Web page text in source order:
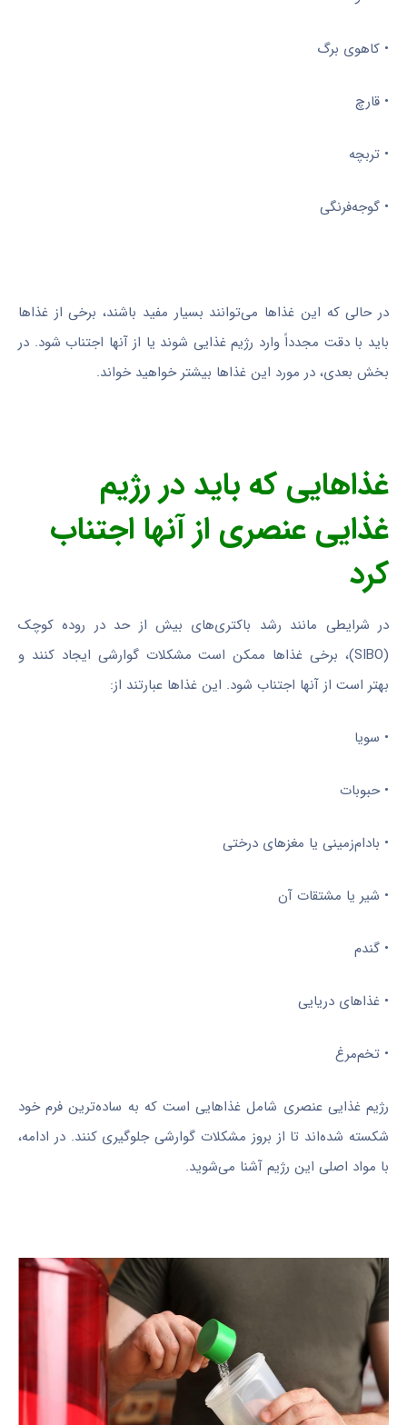
• کاهوی برگ
• قارچ
• تربچه
• گوجه‌فرنگی
در حالی که این غذاها می‌توانند بسیار مفید باشند، برخی از غذاها
باید با دقت مجدداً وارد رژیم غذایی شوند یا از آنها اجتناب شود. در
بخش بعدی، در مورد این غذاها بیشتر خواهید خواند.
غذاهایی که باید در رژیم
غذایی عنصری از آنها اجتناب
کرد
در شرایطی مانند رشد باکتری‌های بیش از حد در روده کوچک
(SIBO)، برخی غذاها ممکن است مشکلات گوارشی ایجاد کنند و
بهتر است از آنها اجتناب شود. این غذاها عبارتند از:
• سویا
• حبوبات
• بادام‌زمینی یا مغزهای درختی
• شیر یا مشتقات آن
• گندم
• غذاهای دریایی
• تخم‌مرغ
رژیم غذایی عنصری شامل غذاهایی است که به ساده‌ترین فرم خود
شکسته شده‌اند تا از بروز مشکلات گوارشی جلوگیری کنند. در ادامه،
با مواد اصلی این رژیم آشنا می‌شوید.